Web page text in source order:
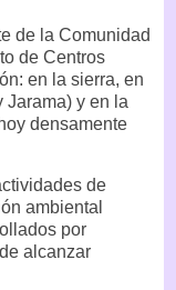
de la Comunidad
de Centros
en la sierra, en
Jarama) y en la
densamente
de
ambiental
por
alcanzar